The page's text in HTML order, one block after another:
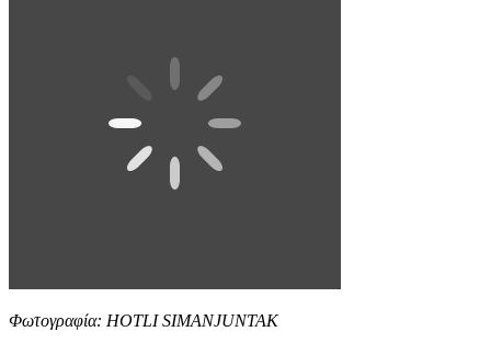
Φωτογραφία: HOTLI SIMANJUNTAK